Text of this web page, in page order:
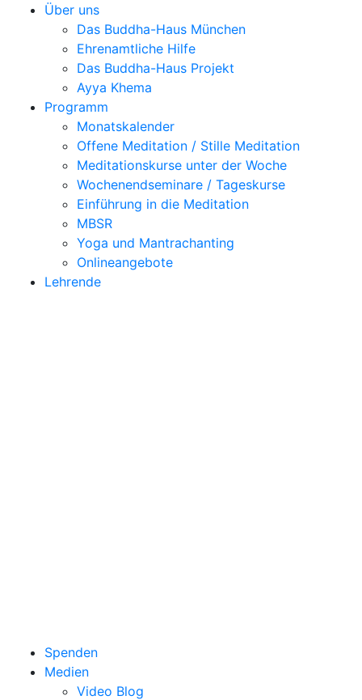
Über uns
Das Buddha-Haus München
Ehrenamtliche Hilfe
Das Buddha-Haus Projekt
Ayya Khema
Programm
Monatskalender
Offene Meditation / Stille Meditation
Meditationskurse unter der Woche
Wochenendseminare / Tageskurse
Einführung in die Meditation
MBSR
Yoga und Mantrachanting
Onlineangebote
Lehrende
Spenden
Medien
Video Blog